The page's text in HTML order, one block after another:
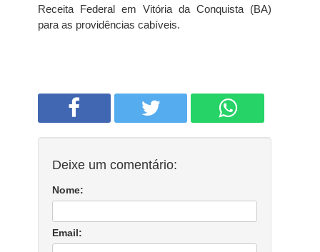
Receita Federal em Vitória da Conquista (BA)
para as providências cabíveis.
Deixe um comentário:
Nome:
Email: